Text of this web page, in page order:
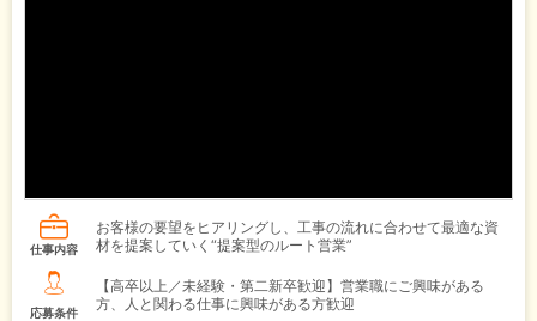
仕事内容
お客様の要望をヒアリングし、工事の流れに合わせて最適な資
材を提案していく“提案型のルート営業”
応募条件
【高卒以上／未経験・第二新卒歓迎】営業職にご興味がある
方、人と関わる仕事に興味がある方歓迎